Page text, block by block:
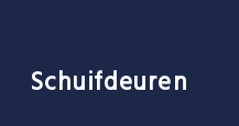
Schuifdeuren